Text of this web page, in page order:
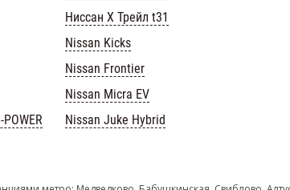
Ниссан Х Трейл t31
Nissan Kicks
Nissan Frontier
Nissan Micra EV
Nissan Juke Hybrid